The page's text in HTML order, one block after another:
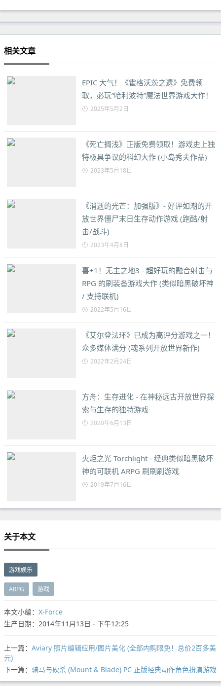
相关文章
EPIC 大气！《霍格沃茨之遗》免费领
取，必玩“哈利波特”魔法世界游戏大作！
2025年5月2日
《死亡搁浅》正版免费领取！游戏史上独
特极具争议的科幻大作 (小岛秀夫作品)
2023年5月18日
《消逝的光芒：加强版》- 好评如潮的开
放世界僵尸末日生存动作游戏 (跑酷/射
击/战斗)
2023年4月8日
喜+1！无主之地3 - 超好玩的融合射击与
RPG 的刷装备游戏大作 (类似暗黑破坏神
/ 支持联机)
2022年5月16日
《艾尔登法环》已成为高评分游戏之一！
众多媒体满分 (魂系列开放世界新作)
2022年2月24日
方舟：生存进化 - 在神秘远古开放世界探
索与生存的独特游戏
2020年6月13日
火炬之光 Torchlight - 经典类似暗黑破坏
神的可联机 ARPG 刷刷刷游戏
2019年7月16日
关于本文
游戏娱乐
ARPG 游戏
本文小编： X-Force
生产日期：2014年11月13日 - 下午12:25
上一篇： Aviary 照片编辑应用/图片美化 (全部内购限免！总价2百多美
元)
下一篇： 骑马与砍杀 (Mount & Blade) PC 正版经典动作角色扮演游戏